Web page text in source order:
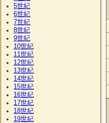
5世紀
6世紀
7世紀
8世紀
9世紀
10世紀
11世紀
12世紀
13世紀
14世紀
15世紀
16世紀
17世紀
18世紀
19世紀